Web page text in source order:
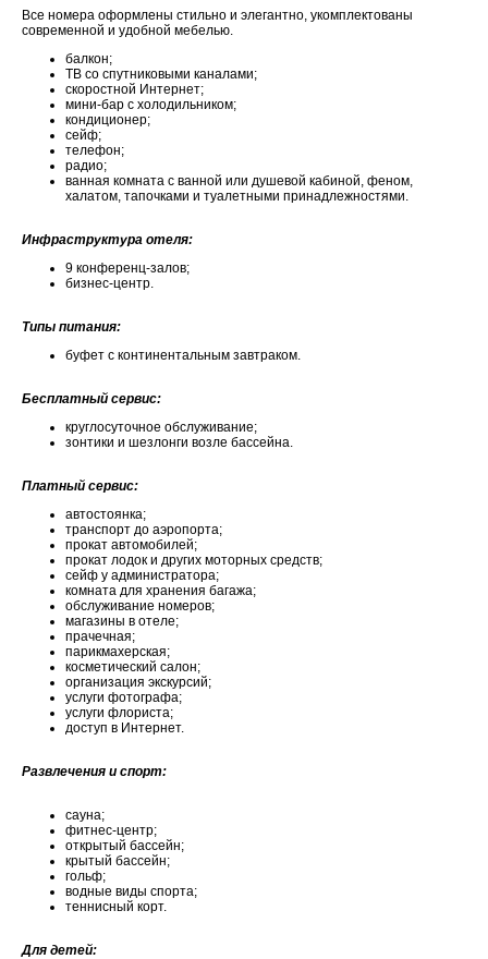
Все номера оформлены стильно и элегантно, укомплектованы
современной и удобной мебелью.
балкон;
ТВ со спутниковыми каналами;
скоростной Интернет;
мини-бар с холодильником;
кондиционер;
сейф;
телефон;
радио;
ванная комната с ванной или душевой кабиной, феном,
халатом, тапочками и туалетными принадлежностями.
Инфраструктура отеля:
9 конференц-залов;
бизнес-центр.
Типы питания:
буфет с континентальным завтраком.
Бесплатный сервис:
круглосуточное обслуживание;
зонтики и шезлонги возле бассейна.
Платный сервис:
автостоянка;
транспорт до аэропорта;
прокат автомобилей;
прокат лодок и других моторных средств;
сейф у администратора;
комната для хранения багажа;
обслуживание номеров;
магазины в отеле;
прачечная;
парикмахерская;
косметический салон;
организация экскурсий;
услуги фотографа;
услуги флориста;
доступ в Интернет.
Развлечения и спорт:
сауна;
фитнес-центр;
открытый бассейн;
крытый бассейн;
гольф;
водные виды спорта;
теннисный корт.
Для детей: